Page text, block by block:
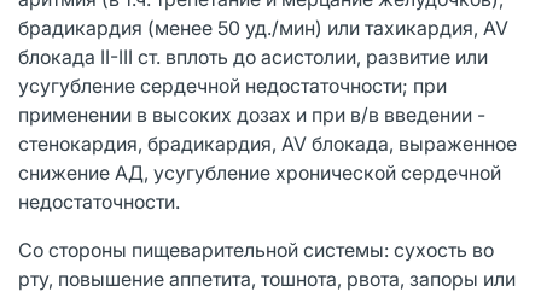
брадикардия (менее 50 уд./мин) или тахикардия, AV
блокада II-III ст. вплоть до асистолии, развитие или
усугубление сердечной недостаточности; при
применении в высоких дозах и при в/в введении -
стенокардия, брадикардия, AV блокада, выраженное
снижение АД, усугубление хронической сердечной
недостаточности.
Со стороны пищеварительной системы: сухость во
рту, повышение аппетита, тошнота, рвота, запоры или